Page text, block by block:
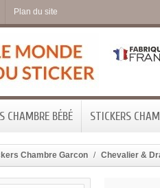
Plan du site
CHAMBRE BÉBÉ STICKERS
Chambre Garcon Chevalier &